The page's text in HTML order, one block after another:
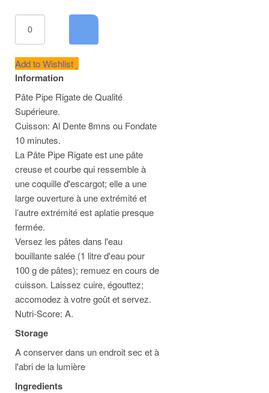
Add to Wishlist
Information
Pâte Pipe Rigate de Qualité
Supérieure.
Cuisson: Al Dente 8mns ou Fondate
10 minutes.
La Pâte Pipe Rigate est une pâte
creuse et courbe qui ressemble à
une coquille d'escargot; elle a une
large ouverture à une extrémité et
l’autre extrémité est aplatie presque
fermée.
Versez les pâtes dans l'eau
bouillante salée (1 litre d'eau pour
100 g de pâtes); remuez en cours de
cuisson. Laissez cuire, égouttez;
accomodez à votre goût et servez.
Nutri-Score: A.
Storage
A conserver dans un endroit sec et à
l'abri de la lumière
Ingredients